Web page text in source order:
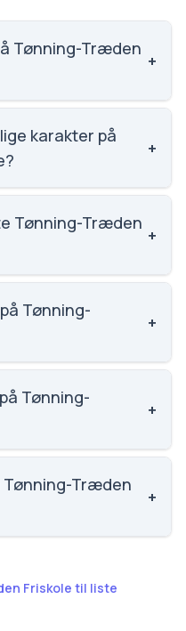
Tønning-Træden
+
elever, hvilket gør
skoler.
karakter på
+
Træden
3143 skoler.
Tønning-Træden
+
7575 2737.
Skolebakken 24,
Kilsmark.
Tønning-
+
for Tønning-Træden
Tønning-
+
for Tønning-Træden
Træden
+
Friskole til liste